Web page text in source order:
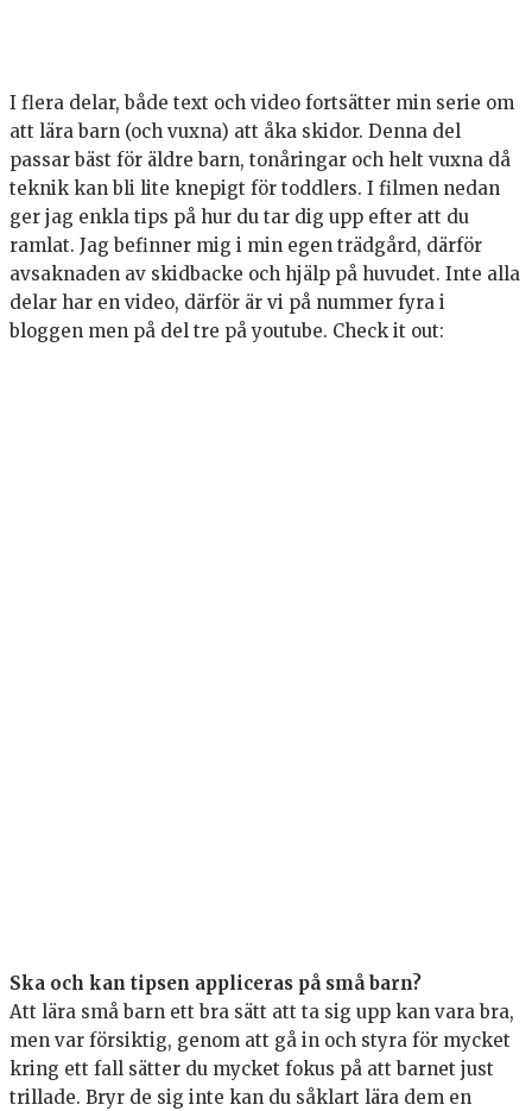
I flera delar, både text och video fortsätter min serie om
att lära barn (och vuxna) att åka skidor. Denna del
passar bäst för äldre barn, tonåringar och helt vuxna då
teknik kan bli lite knepigt för toddlers. I filmen nedan
ger jag enkla tips på hur du tar dig upp efter att du
ramlat. Jag befinner mig i min egen trädgård, därför
avsaknaden av skidbacke och hjälp på huvudet. Inte alla
delar har en video, därför är vi på nummer fyra i
bloggen men på del tre på youtube. Check it out:
Ska och kan tipsen appliceras på små barn?
Att lära små barn ett bra sätt att ta sig upp kan vara bra,
men var försiktig, genom att gå in och styra för mycket
kring ett fall sätter du mycket fokus på att barnet just
trillade. Bryr de sig inte kan du såklart lära dem en